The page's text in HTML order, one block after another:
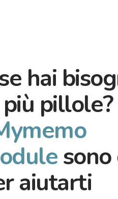
hai
pillole?
aiutarti